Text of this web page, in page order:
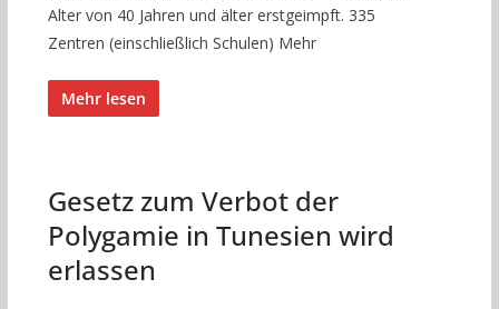
Alter von 40 Jahren und älter erstgeimpft. 335
Zentren (einschließlich Schulen) Mehr
Mehr lesen
Gesetz zum Verbot der
Polygamie in Tunesien wird
erlassen